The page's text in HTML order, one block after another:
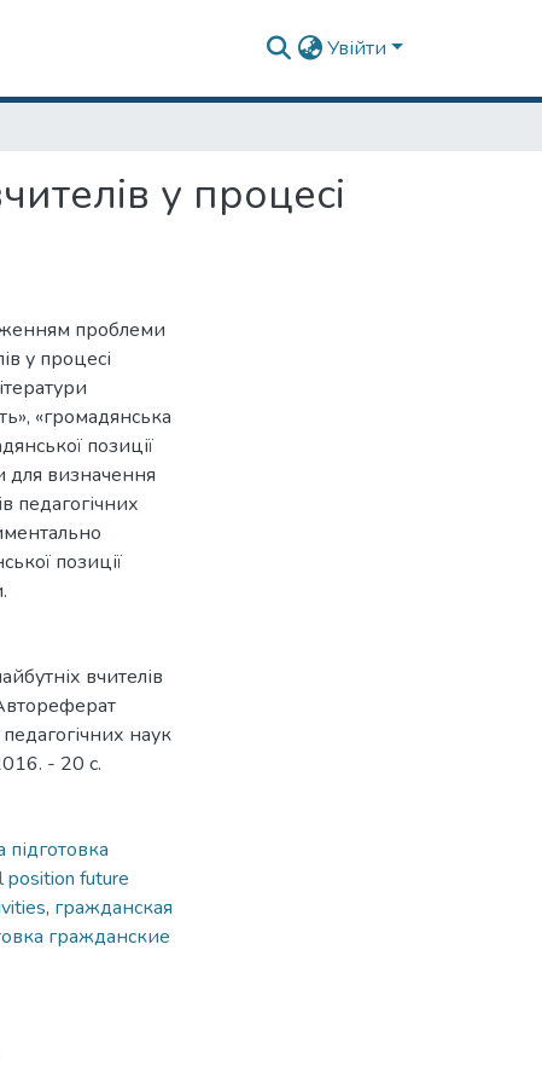
Увійти
у процесі
проблеми
у процесі
«громадянська
позиції
для визначення
педагогічних
позиції
вчителів
наук
- 20 с.
position future
, гражданская
гражданские